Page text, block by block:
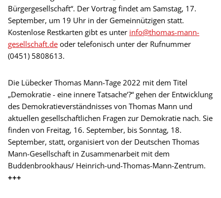
Bürgergesellschaft“. Der Vortrag findet am Samstag, 17.
September, um 19 Uhr in der Gemeinnützigen statt.
Kostenlose Restkarten gibt es unter info@thomas-mann-
gesellschaft.de oder telefonisch unter der Rufnummer
(0451) 5808613.
Die Lübecker Thomas Mann-Tage 2022 mit dem Titel
„Demokratie - eine innere Tatsache‘?“ gehen der Entwicklung
des Demokratieverständnisses von Thomas Mann und
aktuellen gesellschaftlichen Fragen zur Demokratie nach. Sie
finden von Freitag, 16. September, bis Sonntag, 18.
September, statt, organisiert von der Deutschen Thomas
Mann-Gesellschaft in Zusammenarbeit mit dem
Buddenbrookhaus/ Heinrich-und-Thomas-Mann-Zentrum.
+++